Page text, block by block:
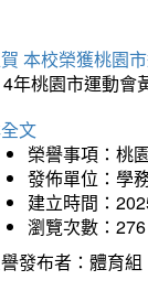
本校榮獲桃園
年桃園市運動會
文
榮譽事項：桃
發佈單位：學
建立時間：
瀏覽次數：276
發布者：體育組